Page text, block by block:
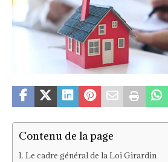
Contenu de la page
Le cadre général de la Loi Girardin